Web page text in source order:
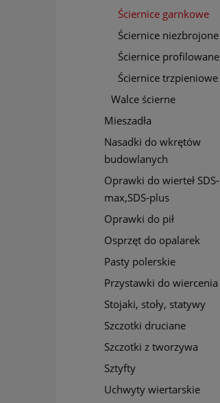
Ściernice garnkowe
Ściernice niezbrojone
Ściernice profilowane
Ściernice trzpieniowe
Walce ścierne
Mieszadła
Nasadki do wkrętów
budowlanych
Oprawki do wierteł SDS-
max,SDS-plus
Oprawki do pił
Osprzęt do opalarek
Pasty polerskie
Przystawki do wiercenia
Stojaki, stoły, statywy
Szczotki druciane
Szczotki z tworzywa
Sztyfty
Uchwyty wiertarskie